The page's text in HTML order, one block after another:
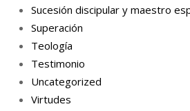
Sucesión discipular y maestro
Superación
Teología
Testimonio
Uncategorized
Virtudes